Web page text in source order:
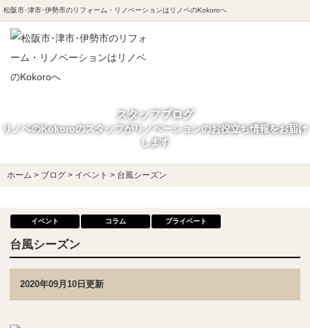
松阪市･津市･伊勢市のリフォーム・リノベーションはリノベのKokoroへ
スタッフブログ
リノベのKokoroのスタッフがリノベーションのお役立ち情報をお届け
します
ホーム > ブログ > イベント > 台風シーズン
イベント コラム プライベート
台風シーズン
2020年09月10日更新